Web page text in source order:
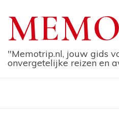
content
"Memotrip.nl, jouw gids
onvergetelijke reizen en